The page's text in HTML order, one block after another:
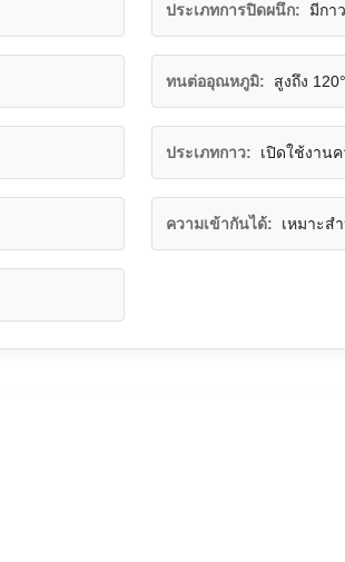
ประเภทการปิดผนึก: มีกา
ทนต่ออุณหภูมิ: สูงถึง
ประเภทกาว: เปิดใช้งาน
ความเข้ากันได้: เหมาะส